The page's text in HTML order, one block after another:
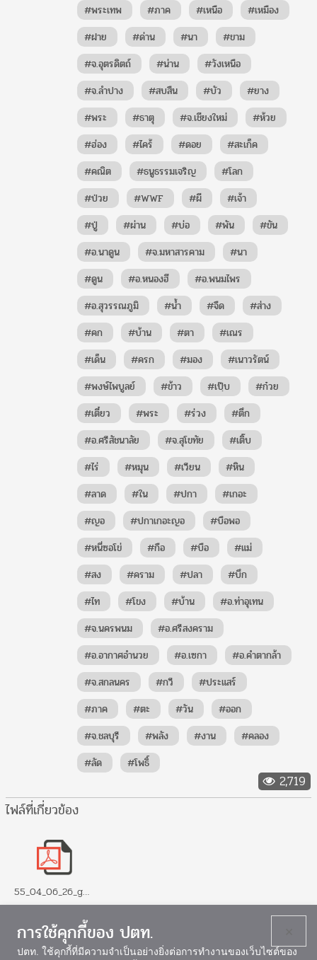
#พระเทพ
#ภาค #เหนือ
#เหมือง
#ฝาย
#ด่าน #นา
#ขาม
#จ.อุตรดิตถ์
#น่าน
#วังเหนือ
#จ.ลำปาง
#สบสืน #บัว
#ยาง
#พระ
#ธาตุ #จ.เชียงใหม่
#ห้วย
#ฮ่อง
#ไคร้ #ดอย
#สะเก็ค
#คณิต
#ธนูธรรมเจริญ
#โลก
#ป่วย
#WWF #ผี
#เจ้า
#ปู่
#ผ่าน #บ่อ #พัน
#ขัน
#อ.นาดูน
#จ.มหาสารคาม
#นา
#ดูน
#อ.หนองฮี
#อ.พนมไพร
#อ.สุวรรณภูมิ
#นํ้า #จืด
#ส่าง
#คก
#บ้าน #ตา
#เณร
#เด็น
#ครก #มอง
#เนาวรัตน์
#พงษ์ไพบูลย์
#ข้าว #เปฺ๊บ
#ก๋วย
#เตี๋ยว
#พระ #ร่วง
#ตึก
#อ.ศรีสัชนาลัย
#จ.สุโขทัย
#เติ๊บ
#ไร่
#หมุน #เวียน
#หิน
#ลาด
#ใน #ปกา
#เกอะ
#ญอ
#ปกาเกอะญอ
#บือพอ
#หนี่ซอโข่
#กือ #บือ
#แม่
#สง
#คราม #ปลา
#บึก
#ไท
#โขง #บ้าน
#อ.ท่าอุเทน
#จ.นครพนม
#อ.ศรีสงคราม
#อ.อากาศอำนวย
#อ.เซกา
#อ.คำตากล้า
#จ.สกลนคร
#กวี
#ประแสร์
#ภาค
#ตะ #วัน
#ออก
#จ.ชลบุรี
#พลัง #งาน
#คลอง
#ลัด
#โพธิ์
2,719
ไฟล์ที่เกี่ยวข้อง
55_04_06_26_ggj.pdf
การใช้คุกกี้ของ ปตท.
ปตท. ใช้คุกกี้ที่มีความจำเป็นอย่างยิ่งต่อการทำงานของเว็บไซต์ของ